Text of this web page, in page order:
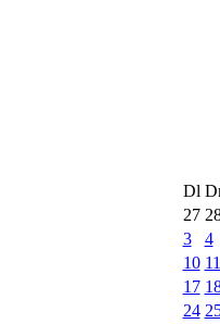
Dl
27
3
4
10 11
17
24